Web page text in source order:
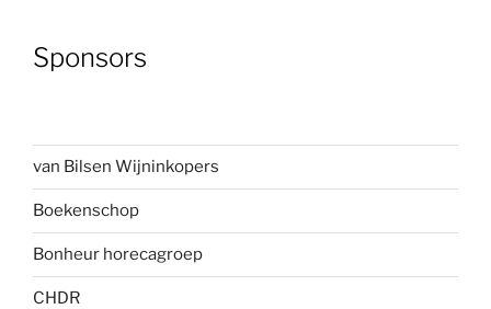
Sponsors
van Bilsen Wijninkopers
Boekenschop
Bonheur horecagroep
CHDR